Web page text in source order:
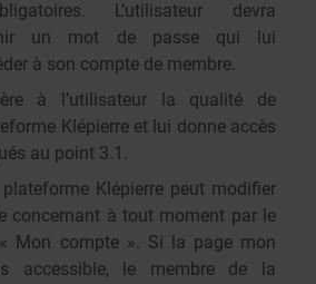
L’utilisateur devra
un mot de passe qui lui
à son compte de membre.
à l’utilisateur la qualité de
Klépierre et lui donne accès
au point 3.1.
Klépierre peut modifier
concernant à tout moment par le
Mon compte ». Si la page mon
accessible, le membre de la